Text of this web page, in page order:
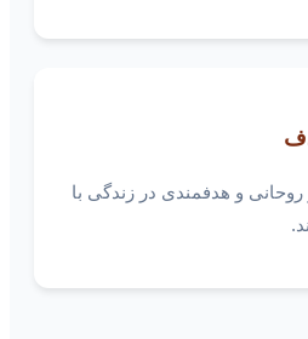
و هدفمندی در زندگی با